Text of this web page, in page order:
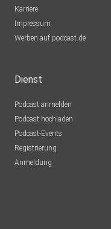
Karriere
Impressum
Werben auf podcast.de
Dienst
Podcast anmelden
Podcast hochladen
Podcast-Events
Registrierung
Anmeldung